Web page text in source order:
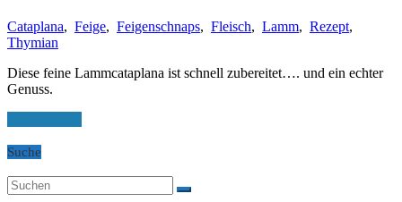
Cataplana, Feige, Feigenschnaps, Fleisch, Lamm, Rezept,
Thymian
Diese feine Lammcataplana ist schnell zubereitet…. und ein echter
Genuss.
Suche